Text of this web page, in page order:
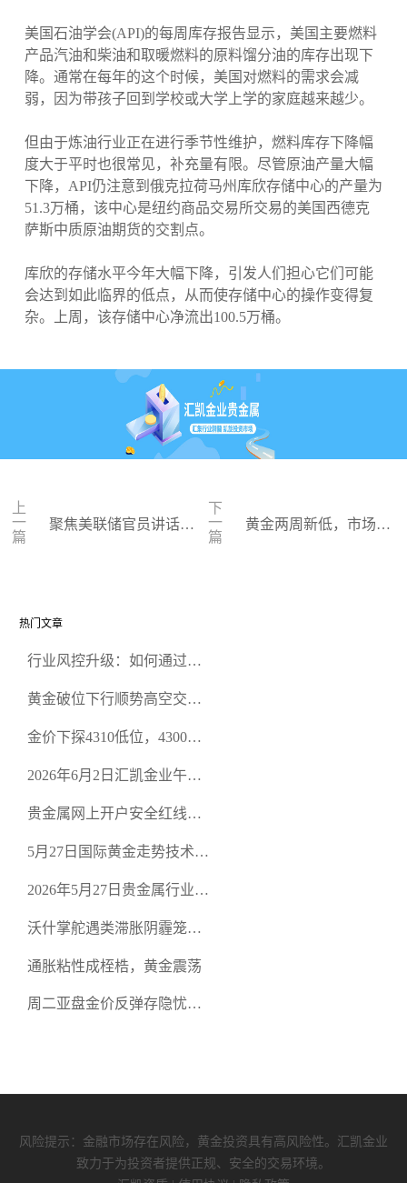
美国石油学会(API)的每周库存报告显示，美国主要燃料
产品汽油和柴油和取暖燃料的原料馏分油的库存出现下
降。通常在每年的这个时候，美国对燃料的需求会减
弱，因为带孩子回到学校或大学上学的家庭越来越少。
但由于炼油行业正在进行季节性维护，燃料库存下降幅
度大于平时也很常见，补充量有限。尽管原油产量大幅
下降，API仍注意到俄克拉荷马州库欣存储中心的产量为
51.3万桶，该中心是纽约商品交易所交易的美国西德克
萨斯中质原油期货的交割点。
库欣的存储水平今年大幅下降，引发人们担心它们可能
会达到如此临界的低点，从而使存储中心的操作变得复
杂。上周，该存储中心净流出100.5万桶。
上
一
篇
聚焦美联储官员讲话，
下
一
篇
黄金两周新低，市场期
热门文章
行业风控升级：如何通过正
规黄金开户交易平台？
黄金破位下行顺势高空交易
金价下探4310低位，4300关
2026年6月2日汇凯金业午盘
空头清算算法如何布防？
贵金属网上开户安全红线：
恶意洗盘陷阱
5月27日国际黄金走势技术盘
规黄金平台全方位行情解析
2026年5月27日贵金属行业新
正规贵金属开户平台迎开户
热潮
沃什掌舵遇类滞胀阴霾笼
通胀粘性成桎梏，黄金震荡
周二亚盘金价反弹存隐忧，
风险提示：金融市场存在风险，黄金投资具有高风险性。汇凯金业
致力于为投资者提供正规、安全的交易环境。